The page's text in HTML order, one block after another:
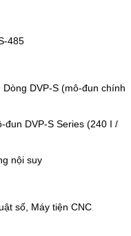
485
DVP-S (mô-đun chính
DVP-S Series (240 I /
nội suy
số, Máy tiện CNC